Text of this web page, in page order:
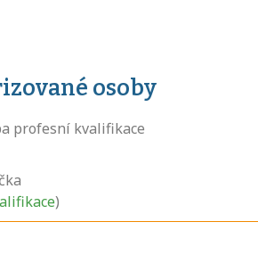
osoby
profesní kvalifikace
)